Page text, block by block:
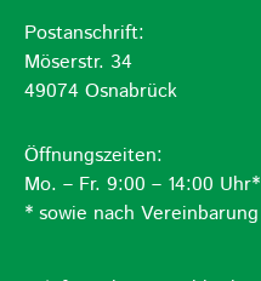
Postanschrift:
Möserstr. 34
49074 Osnabrück
Öffnungszeiten:
Mo. – Fr. 9:00 – 14:00 Uhr*
* sowie nach Vereinbarung